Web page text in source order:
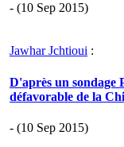
- (10 Sep 2015)
Jawhar Jchtioui :
D'après un sondage
défavorable de la
- (10 Sep 2015)